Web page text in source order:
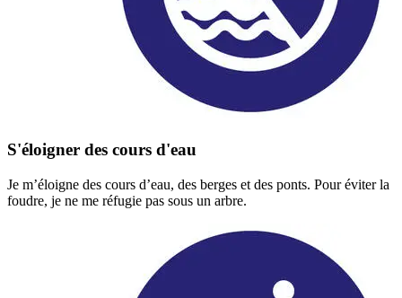
S'éloigner des cours d'eau
Je m’éloigne des cours d’eau, des berges et des ponts. Pour éviter la
foudre, je ne me réfugie pas sous un arbre.